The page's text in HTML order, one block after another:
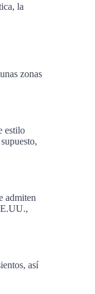
la
zonas
estilo
admiten
así